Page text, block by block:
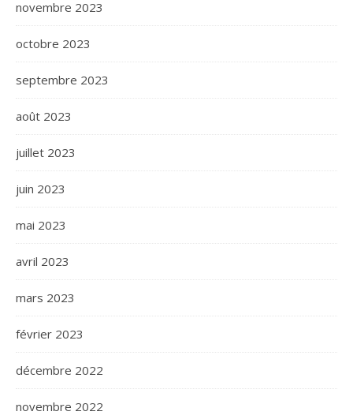
novembre 2023
octobre 2023
septembre 2023
août 2023
juillet 2023
juin 2023
mai 2023
avril 2023
mars 2023
février 2023
décembre 2022
novembre 2022